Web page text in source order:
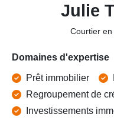
Julie
Courtier en
Domaines d'expertise
Prêt immobilier
Regroupement de
Investissements